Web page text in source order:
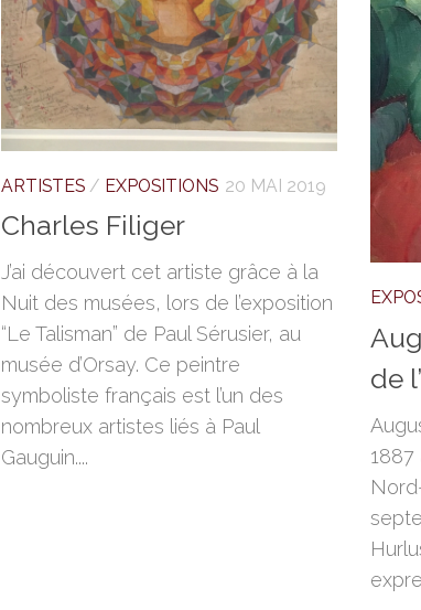
ARTISTES / EXPOSITIONS 20 MAI 2019
Charles Filiger
J’ai découvert cet artiste grâce à la
Nuit des musées, lors de l’exposition
“Le Talisman” de Paul Sérusier, au
musée d’Orsay. Ce peintre
symboliste français est l’un des
nombreux artistes liés à Paul
Gauguin....
de